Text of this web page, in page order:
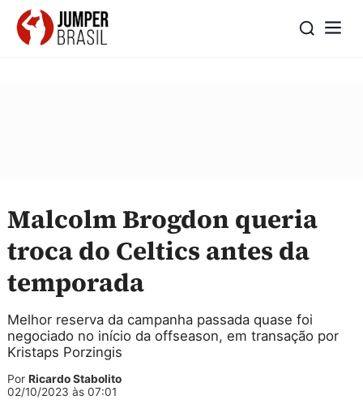
Malcolm Brogdon queria
troca do Celtics antes da
temporada
Melhor reserva da campanha passada quase foi
negociado no início da offseason, em transação por
Kristaps Porzingis
Por Ricardo Stabolito
02/10/2023 às 07:01